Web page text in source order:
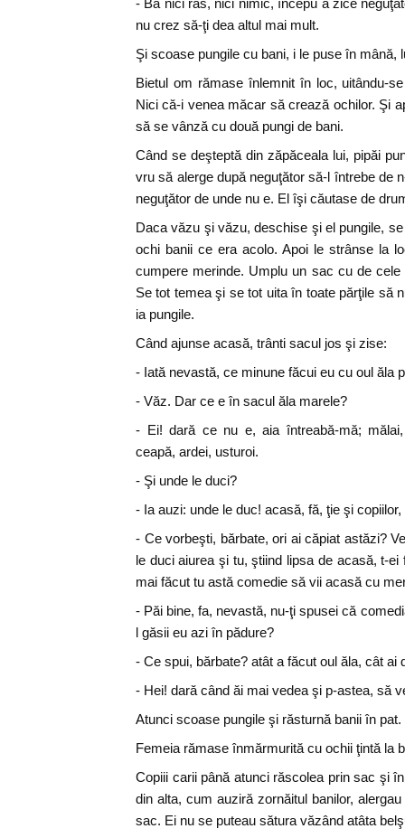
- Ba nici râs, nici nimic, începu a zice
nu crez să-ţi dea altul mai mult.
Şi scoase pungile cu bani, i le puse în mână,
Bietul om rămase înlemnit în loc, uitându-
Nici că-i venea măcar să crează ochilor. Şi
să se vânză cu două pungi de bani.
Când se deşteptă din zăpăceala lui, pipăi
vru să alerge după neguţător să-l întrebe de
neguţător de unde nu e. El îşi căutase de
Daca văzu şi văzu, deschise şi el pungile,
ochi banii ce era acolo. Apoi le strânse la
cumpere merinde. Umplu un sac cu de
Se tot temea şi se tot uita în toate părţile să
ia pungile.
Când ajunse acasă, trânti sacul jos şi zise:
- Iată nevastă, ce minune făcui eu cu oul ăla
- Văz. Dar ce e în sacul ăla marele?
- Ei! dară ce nu e, aia întreabă-mă;
ceapă, ardei, usturoi.
- Şi unde le duci?
- Ia auzi: unde le duc! acasă, fă, ţie şi
- Ce vorbeşti, bărbate, ori ai căpiat astăzi?
le duci aiurea şi tu, ştiind lipsa de acasă, t-
mai făcut tu astă comedie să vii acasă cu
- Păi bine, fa, nevastă, nu-ţi spusei că
l găsii eu azi în pădure?
- Ce spui, bărbate? atât a făcut oul ăla, cât ai
- Hei! dară când ăi mai vedea şi p-astea, să
Atunci scoase pungile şi răsturnă banii în pat.
Femeia rămase înmărmurită cu ochii ţintă la
Copiii carii până atunci răscolea prin sac şi
din alta, cum auziră zornăitul banilor,
sac. Ei nu se puteau sătura văzând atâta